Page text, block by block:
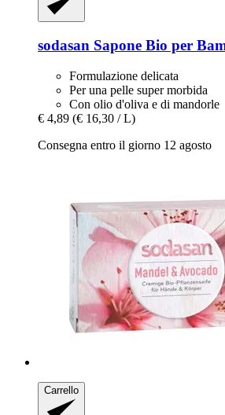
sodasan Sapone Bio per
Formulazione delicata
Per una pelle super morbida
Con olio d'oliva e di mandorle
€ 4,89 (€ 16,30 / L)
Consegna entro il giorno 12 agosto
Carrello